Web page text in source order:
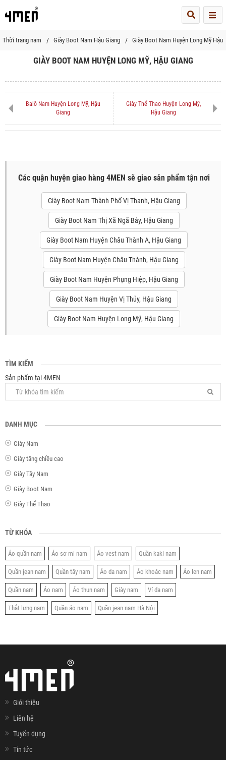
Thời trang nam Giày Boot Nam Hậu Giang Giày Boot Nam Huyện Long Mỹ Hậu
GIÀY BOOT NAM HUYỆN LONG MỸ, HẬU GIANG
Balô Nam Huyện Long Mỹ, Hậu
Giang
Giày Thể Thao Huyện Long Mỹ,
Hậu Giang
Các quận huyện giao hàng 4MEN sẽ giao sản phẩm tận nơi
Giày Boot Nam Thành Phố Vị Thanh, Hậu Giang
Giày Boot Nam Thị Xã Ngã Bảy, Hậu Giang
Giày Boot Nam Huyện Châu Thành A, Hậu Giang
Giày Boot Nam Huyện Châu Thành, Hậu Giang
Giày Boot Nam Huyện Phụng Hiệp, Hậu Giang
Giày Boot Nam Huyện Vị Thủy, Hậu Giang
Giày Boot Nam Huyện Long Mỹ, Hậu Giang
TÌM KIẾM
Sản phẩm tại 4MEN
DANH MỤC
Giày Nam
Giày tăng chiều cao
Giày Tây Nam
Giày Boot Nam
Giày Thể Thao
TỪ KHÓA
Áo quần nam Áo sơ mi nam Áo vest nam Quần kaki nam
Quần jean nam Quần tây nam Áo da nam Áo khoác nam Áo len nam
Quần nam Áo nam Áo thun nam Giày nam Ví da nam
Thắt lưng nam Quần áo nam Quần jean nam Hà Nội
Giới thiệu
Liên hệ
Tuyển dụng
Tin tức